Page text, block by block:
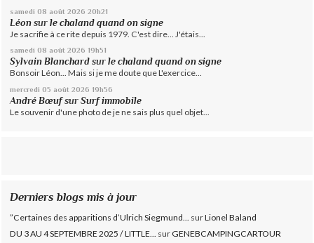
samedi 08 août 2026 20h21
Léon surle chaland quand on signe
Je sacrifie à ce rite depuis 1979. C'est dire... J'étais...
samedi 08 août 2026 19h51
Sylvain Blanchard surle chaland quand on signe
Bonsoir Léon... Mais si je me doute que L'exercice...
mercredi 05 août 2026 19h56
André BœufsurSurf immobile
Le souvenir d'une photo de je ne sais plus quel objet...
Derniers blogs mis à jour
”Certaines des apparitions d’Ulrich Siegmund... surLionel Baland
DU 3 AU 4 SEPTEMBRE 2025 / LITTLE...
surGENEBCAMPINGCARTOUR